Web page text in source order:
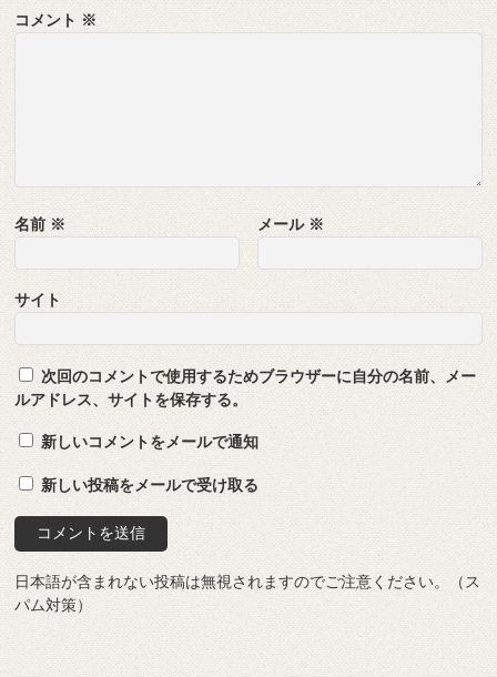
コメント ※
名前 ※ メール ※
サイト
次回のコメントで使用するためブラウザーに自分の名前、メー
ルアドレス、サイトを保存する。
新しいコメントをメールで通知
新しい投稿をメールで受け取る
日本語が含まれない投稿は無視されますのでご注意ください。（ス
パム対策）